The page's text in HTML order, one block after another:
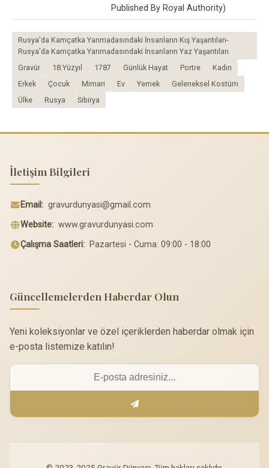
Published By Royal Authority)
Rusya'da Kamçatka Yarımadasındaki İnsanların Kış Yaşantıları-
Rusya'da Kamçatka Yarımadasındaki İnsanların Yaz Yaşantıları
Gravür
18.Yüzyıl 1787 Günlük Hayat Portre
Kadın
Erkek
Çocuk Mimari Ev Yemek
Geleneksel Kostüm
Ülke
Rusya Sibirya
İletişim Bilgileri
Email: gravurdunyasi@gmail.com
Website: www.gravurdunyasi.com
Çalışma Saatleri: Pazartesi - Cuma: 09:00 - 18:00
Güncellemelerden Haberdar Olun
Yeni koleksiyonlar ve özel içeriklerden haberdar olmak için
e-posta listemize katılın!